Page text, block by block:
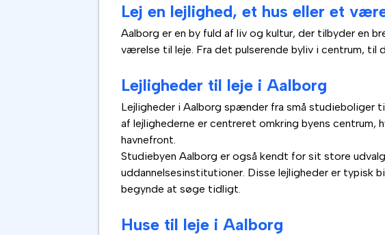
Lej en lejlighed, et hus eller et
Aalborg er en by fuld af liv og kultur, der tilbyder en
værelse til leje. Fra det pulserende byliv i centrum, til
Lejligheder til leje i Aalborg
Lejligheder i Aalborg spænder fra små studieboliger
af lejlighederne er centreret omkring byens centrum,
havnefront.
Studiebyen Aalborg er også kendt for sit store
uddannelsesinstitutioner. Disse lejligheder er typisk
begynde at søge tidligt.
Huse til leje i Aalborg